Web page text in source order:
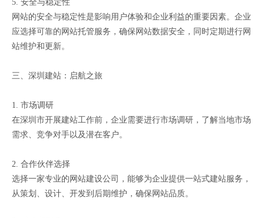
5. 安全与稳定性
网站的安全与稳定性是影响用户体验和企业利益的重要因素。企业
应选择可靠的网站托管服务，确保网站数据安全，同时定期进行网
站维护和更新。
三、深圳建站：启航之旅
1. 市场调研
在深圳市开展建站工作前，企业需要进行市场调研，了解当地市场
需求、竞争对手以及潜在客户。
2. 合作伙伴选择
选择一家专业的网站建设公司，能够为企业提供一站式建站服务，
从策划、设计、开发到后期维护，确保网站品质。